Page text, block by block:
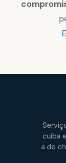
cuíba
a de